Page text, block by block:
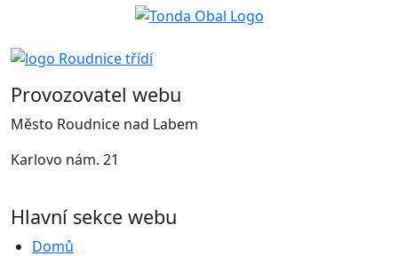
Provozovatel webu
Město Roudnice nad Labem
Karlovo nám. 21
Hlavní sekce webu
Domů